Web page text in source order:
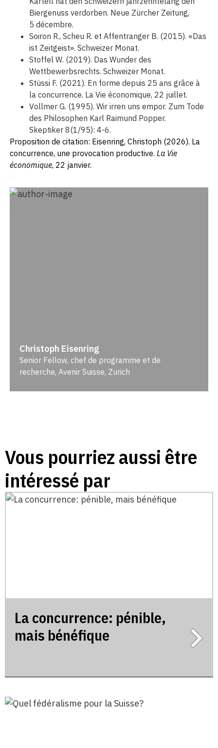
Biergenuss verdorben. Neue Zürcher Zeitung,
5 décembre.
Soiron R., Scheu R. et Affentranger B. (2015). «Das
ist Zeitgeist». Schweizer Monat.
Stoffel W. (2019). Das Wunder des
Wettbewerbsrechts. Schweizer Monat.
Stüssi F. (2021). En forme depuis 25 ans grâce à
la concurrence. La Vie économique, 22 juillet.
Vollmer G. (1995). Wir irren uns empor. Zum Tode
des Philosophen Karl Raimund Popper.
Skeptiker 8(1/95): 4-6.
Proposition de citation: Eisenring, Christoph (2026). La
concurrence, une provocation productive. La Vie
économique, 22 janvier.
Christoph Eisenring
Senior Fellow, chef de programme et de
recherche, Avenir Suisse, Zurich
Vous pourriez aussi être
intéressé par
La concurrence: pénible,
mais bénéfique